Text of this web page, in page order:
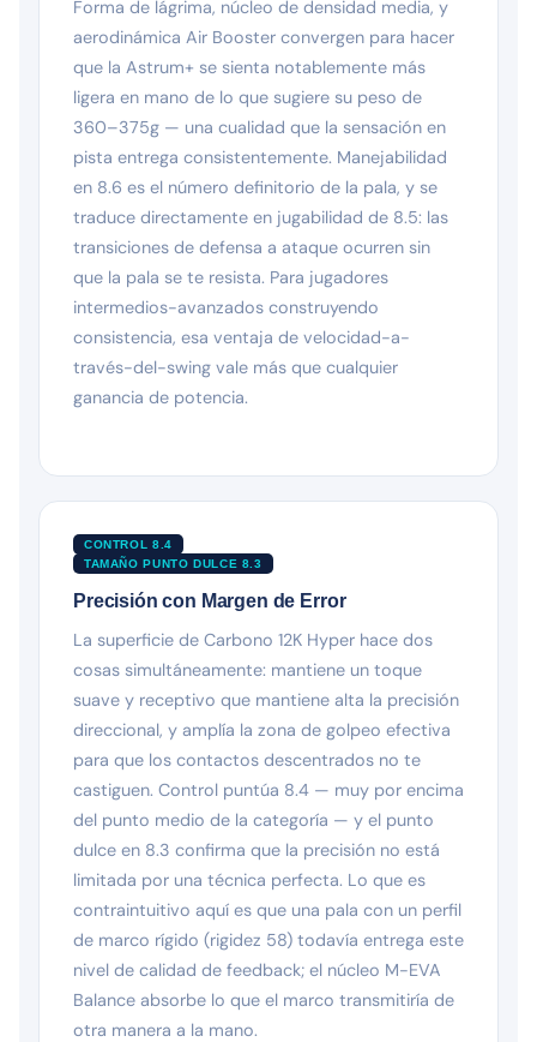
Forma de lágrima, núcleo de densidad media, y
aerodinámica Air Booster convergen para hacer
que la Astrum+ se sienta notablemente más
ligera en mano de lo que sugiere su peso de
360–375g — una cualidad que la sensación en
pista entrega consistentemente. Manejabilidad
en 8.6 es el número definitorio de la pala, y se
traduce directamente en jugabilidad de 8.5: las
transiciones de defensa a ataque ocurren sin
que la pala se te resista. Para jugadores
intermedios-avanzados construyendo
consistencia, esa ventaja de velocidad-a-
través-del-swing vale más que cualquier
ganancia de potencia.
CONTROL 8.4
TAMAÑO PUNTO DULCE 8.3
Precisión con Margen de Error
La superficie de Carbono 12K Hyper hace dos
cosas simultáneamente: mantiene un toque
suave y receptivo que mantiene alta la precisión
direccional, y amplía la zona de golpeo efectiva
para que los contactos descentrados no te
castiguen. Control puntúa 8.4 — muy por encima
del punto medio de la categoría — y el punto
dulce en 8.3 confirma que la precisión no está
limitada por una técnica perfecta. Lo que es
contraintuitivo aquí es que una pala con un perfil
de marco rígido (rigidez 58) todavía entrega este
nivel de calidad de feedback; el núcleo M-EVA
Balance absorbe lo que el marco transmitiría de
otra manera a la mano.